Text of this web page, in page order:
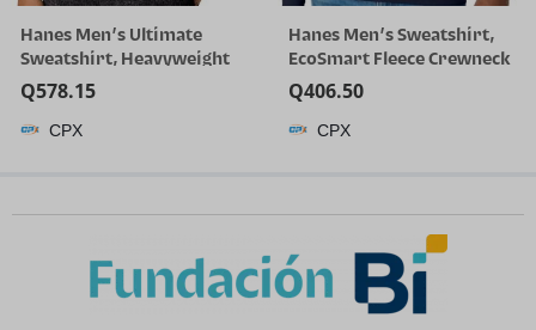
Hanes Men’s Ultimate
Sweatshirt, Heavyweight
Fleece Sweatshirt,
Crewneck Pullover for Men
Q578.15
CPX
Hanes Men’s Sweatshirt,
EcoSmart Fleece Crewneck
Sweatshirt, Big & Tall
Available, 1 or 2-Pack
Q406.50
CPX